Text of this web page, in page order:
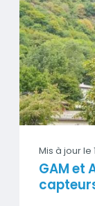
Visuel
Mis à jour le
GAM et